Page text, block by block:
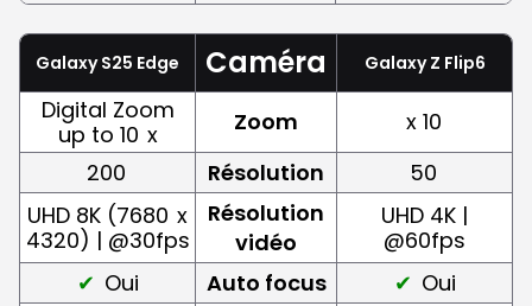
Galaxy S25 Edge Caméra Galaxy Z Flip6
Digital Zoom
up to 10 x Zoom
x 10
200
Résolution
50
UHD 8K (7680 x
4320) | @30fps
Résolution
vidéo
UHD 4K |
@60fps
Oui
Auto focus
Oui